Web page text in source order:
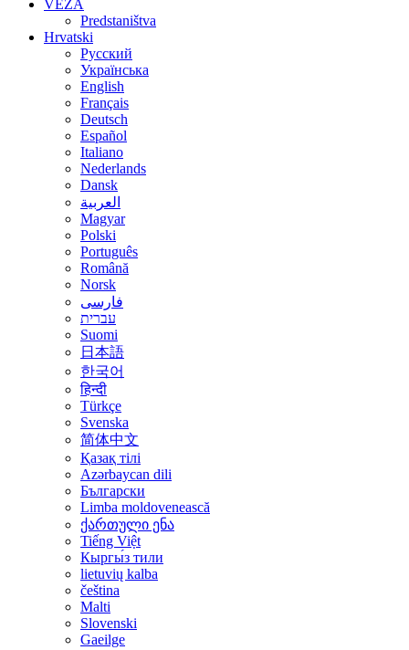
VEZA
Predstaništva
Hrvatski
Русский
Українська
English
Français
Deutsch
Español
Italiano
Nederlands
Dansk
العربية
Magyar
Polski
Português
Română
Norsk
فارسی
עברית
Suomi
日本語
한국어
हिन्दी
Türkçe
Svenska
简体中文
Қазақ тілі
Azərbaycan dili
Български
Limba moldovenească
ქართული ენა
Tiếng Việt
Кыргы́з тили
lietuvių kalba
čeština
Malti
Slovenski
Gaeilge